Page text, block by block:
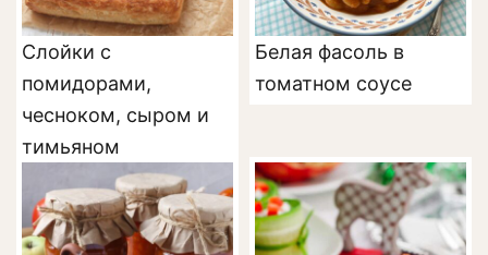
Слойки с
помидорами,
чесноком, сыром и
тимьяном
Белая фасоль в
томатном соусе